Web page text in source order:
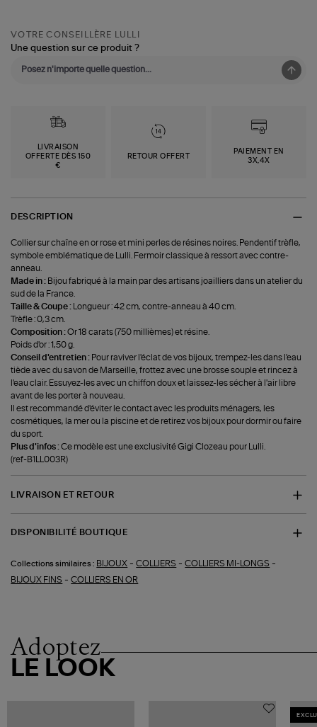
VOTRE CONSEILLÈRE LULLI
Une question sur ce produit ?
LIVRAISON
OFFERTE DÈS 150
€
RETOUR OFFERT
PAIEMENT EN
3X,4X
DESCRIPTION
Collier sur chaîne en or rose et mini perles de résines noires. Pendentif trèfle,
symbole emblématique de Lulli. Fermoir classique à ressort avec contre-
anneau.
Made in : Bijou fabriqué à la main par des artisans joailliers dans un atelier du
sud de la France.
Taille & Coupe :
Longueur : 42 cm, contre-anneau à 40 cm.
Trèfle : 0,3 cm.
Composition :Or 18 carats (750 millièmes) et résine.
Poids d'or : 1,50 g.
Conseil d'entretien : Pour raviver l'éclat de vos bijoux, trempez-les dans l'eau
tiède avec du savon de Marseille, frottez avec une brosse souple et rincez à
l'eau clair. Essuyez-les avec un chiffon doux et laissez-les sécher à l'air libre
avant de les porter à nouveau.
Il est recommandé d'éviter le contact avec les produits ménagers, les
cosmétiques, la mer ou la piscine et de retirez vos bijoux pour dormir ou faire
du sport.
Plus d'infos :Ce modèle est une exclusivité Gigi Clozeau pour Lulli.
(ref-B1LL003R)
LIVRAISON ET RETOUR
DISPONIBILITÉ BOUTIQUE
Collections similaires : BIJOUX -COLLIERS -COLLIERS MI-LONGS -
BIJOUX FINS -COLLIERS EN OR
Adoptez
LE LOOK